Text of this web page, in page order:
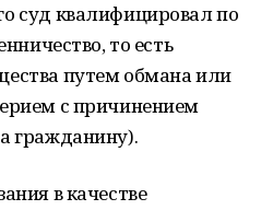
суд квалифицировал по
то есть
путем обмана или
с причинением
гражданину).
в качестве